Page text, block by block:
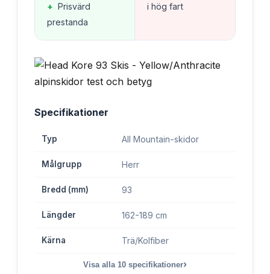
+ Prisvärd
prestanda
i hög fart
Specifikationer
Typ All Mountain-skidor
Målgrupp Herr
Bredd (mm) 93
Längder 162-189 cm
Kärna Trä/Kolfiber
Visa alla 10 specifikationer›